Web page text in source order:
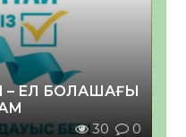
– ЕЛ БОЛАШАҒЫ
30 0